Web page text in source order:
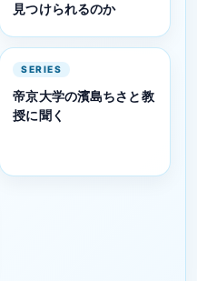
見つけられるのか
SERIES
帝京大学の濱島ちさと教
授に聞く